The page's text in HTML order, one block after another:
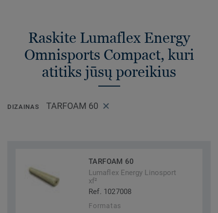
Raskite Lumaflex Energy
Omnisports Compact, kuri
atitiks jūsų poreikius
DIZAINAS TARFOAM 60
TARFOAM 60
Lumaflex Energy Linosport
xf²
Ref. 1027008
Formatas